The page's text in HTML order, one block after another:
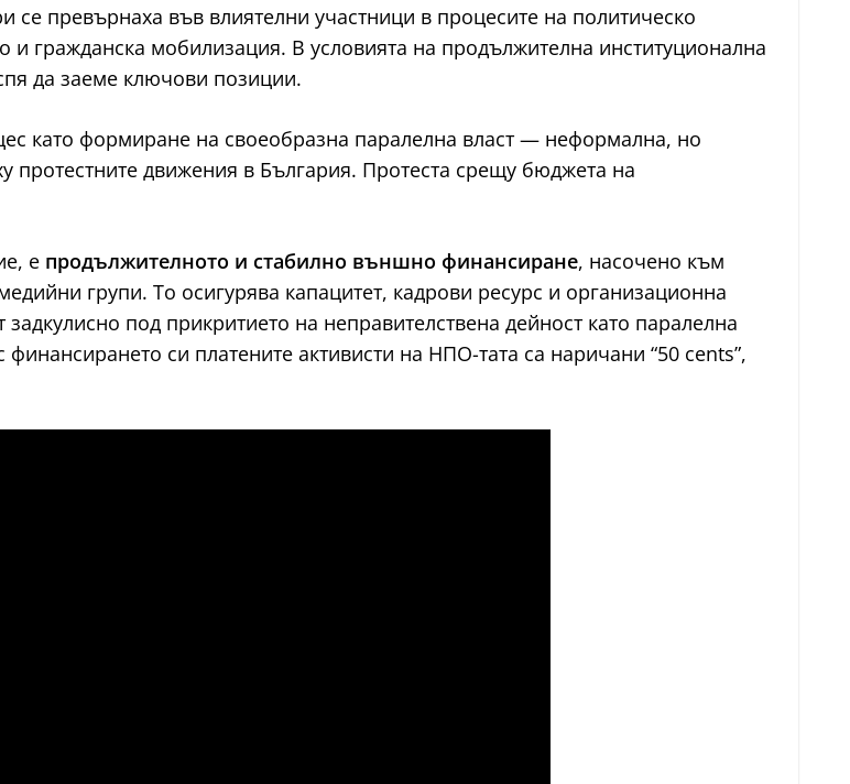
се превърнаха във влиятелни участници в процесите на политическо
гражданска мобилизация. В условията на продължителна институционална
да заеме ключови позиции.
като формиране на своеобразна паралелна власт — неформална, но
протестните движения в България. Протеста срещу бюджета на
е продължителното и стабилно външно финансиране, насочено към
групи. То осигурява капацитет, кадрови ресурс и организационна
под прикритието на неправителствена дейност като паралелна
си платените активисти на НПО-тата са наричани “50 cents”,